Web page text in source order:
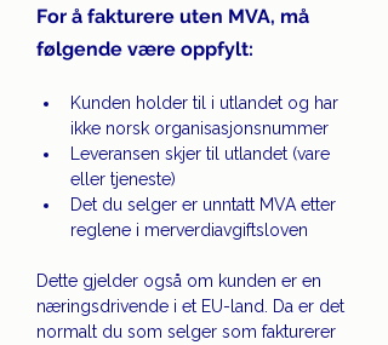
For å fakturere uten MVA, må
følgende være oppfylt:
Kunden holder til i utlandet og har
ikke norsk organisasjonsnummer
Leveransen skjer til utlandet (vare
eller tjeneste)
Det du selger er unntatt MVA etter
reglene i merverdiavgiftsloven
Dette gjelder også om kunden er en
næringsdrivende i et EU-land. Da er det
normalt du som selger som fakturerer